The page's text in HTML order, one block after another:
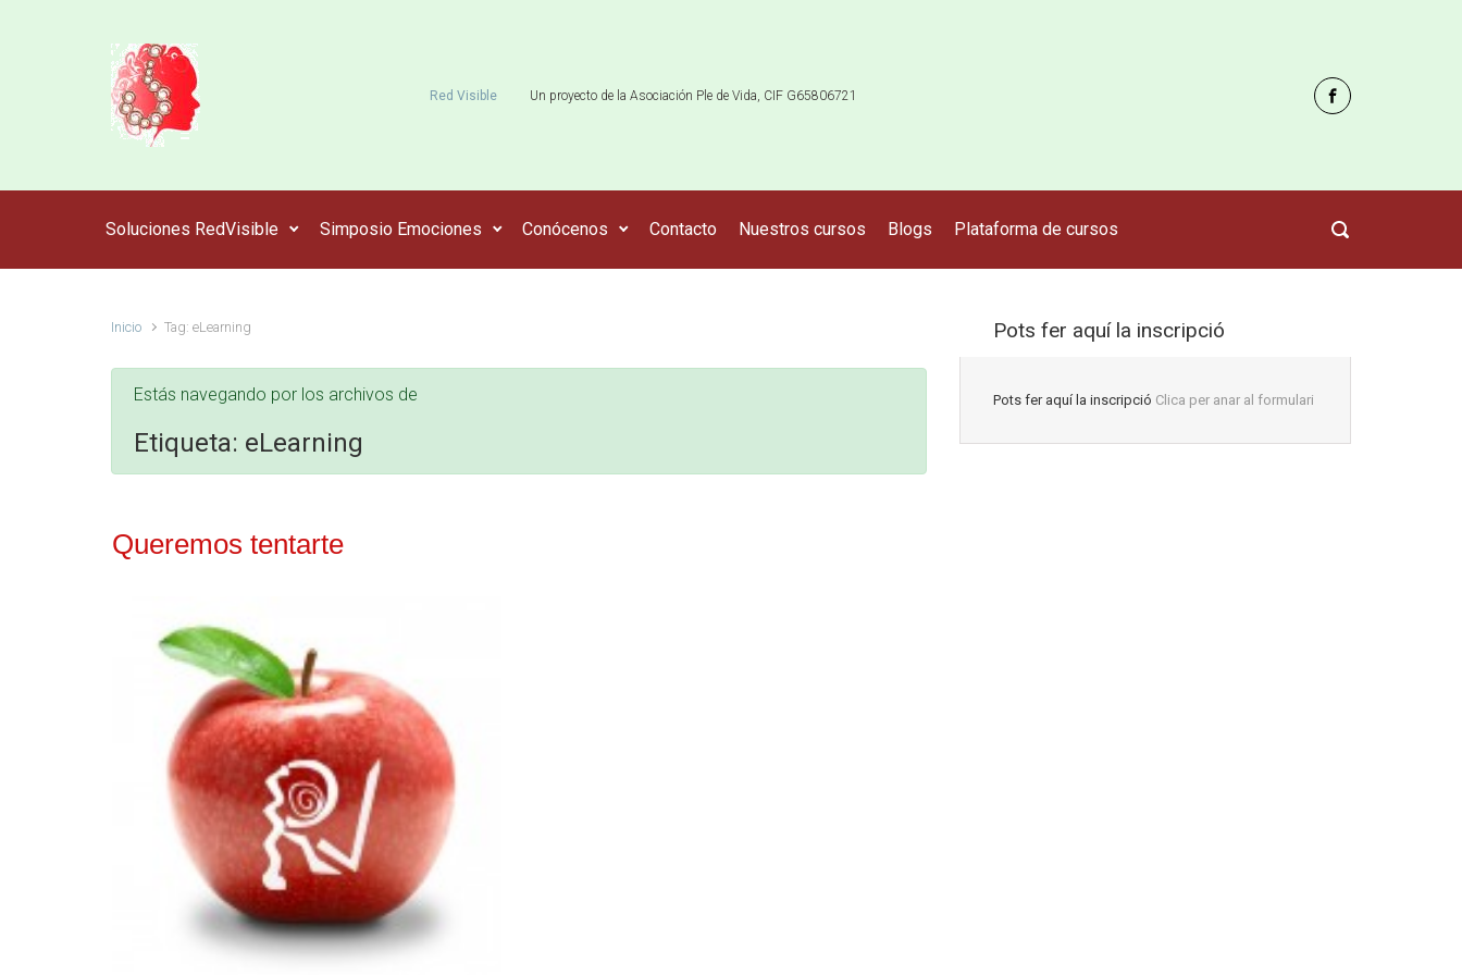
Red Visible Un proyecto de la Asociación Ple de Vida, CIF G65806721
Soluciones RedVisible Simposio Emociones Conócenos Contacto Nuestros cursos Blogs Plataforma de cursos
Inicio Tag: eLearning
Estás navegando por los archivos de
Etiqueta: eLearning
Queremos tentarte
Pots fer aquí la inscripció
Pots fer aquí la inscripció Clica per anar al formulari